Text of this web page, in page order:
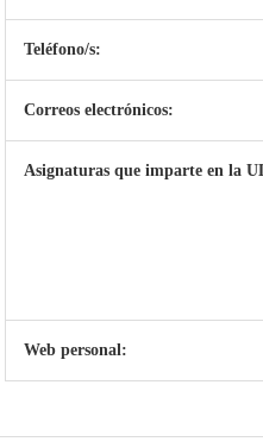
Teléfono/s:
Correos electrónicos:
Asignaturas que imparte en la
Web personal: